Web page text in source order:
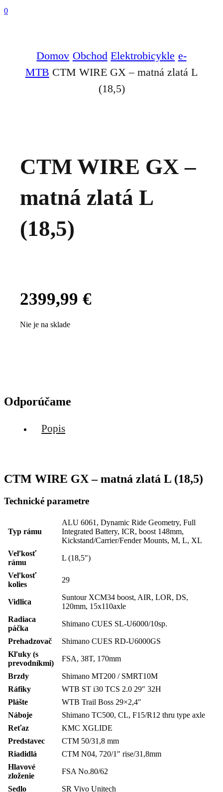
0
Domov Obchod Elektrobicykle e-
MTB CTM WIRE GX – matná zlatá L
(18,5)
CTM WIRE GX –
matná zlatá L
(18,5)
2399,99 €
Nie je na sklade
Odporúčame
Popis
CTM WIRE GX – matná zlatá L (18,5)
Technické parametre
Typ rámu
ALU 6061, Dynamic Ride Geometry, Full
Integrated Battery, ICR, boost 148mm,
Kickstand/Carrier/Fender Mounts, M, L, XL
Veľkosť
rámu
L (18,5″)
Veľkosť
kolies
29
Vidlica
Suntour XCM34 boost, AIR, LOR, DS,
120mm, 15x110axle
Radiaca
páčka
Shimano CUES SL-U6000/10sp.
Prehadzovač
Shimano CUES RD-U6000GS
Kľuky (s
prevodníkmi)
FSA, 38T, 170mm
Brzdy
Shimano MT200 / SMRT10M
Ráfiky
WTB ST i30 TCS 2.0 29″ 32H
Plášte
WTB Trail Boss 29×2,4″
Náboje
Shimano TC500, CL, F15/R12 thru type axle
Reťaz
KMC XGLIDE
Predstavec
CTM 50/31,8 mm
Riadidlá
CTM N04, 720/1″ rise/31,8mm
Hlavové
zloženie
FSA No.80/62
Sedlo SR Vivo Unitech